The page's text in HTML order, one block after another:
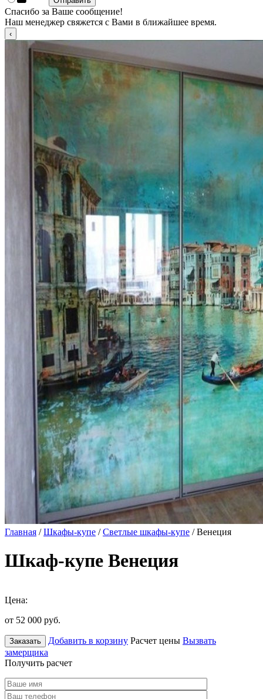
Спасибо за Ваше сообщение!
Наш менеджер свяжется с Вами в ближайшее время.
Главная /Шкафы-купе /Светлые шкафы-купе / Венеция
Шкаф-купе Венеция
Цена:
от 52 000 руб.
Заказать Добавить в корзину Расчет цены Вызвать
замерщика
Получить расчет